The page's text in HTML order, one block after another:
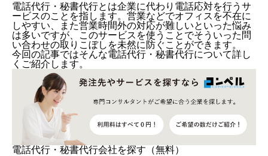
電話代行・秘書代行とは企業に代わり電話応対を行うサ
ービスのことを指します。営業などでオフィスを不在に
しやすい、また営業時間外の対応が難しいといった悩み
は多いですが、このサービスを使うことでそういった問
い合わせの取りこぼしを未然に防ぐことができます。
今回の記事ではそんな電話代行・秘書代行について詳し
くご紹介します。
電話代行・秘書代行会社を探す（無料）